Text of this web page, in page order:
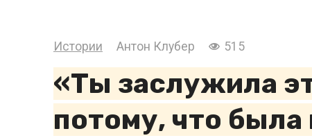
Истории Антон Клубер 515
«Ты заслужила
потому, что